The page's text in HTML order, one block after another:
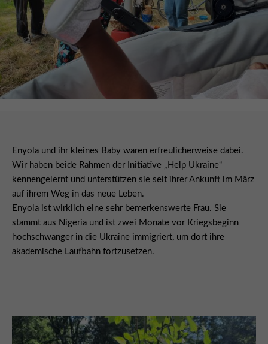
Enyola und ihr kleines Baby waren erfreulicherweise dabei.
Wir haben beide Rahmen der Initiative „Help Ukraine“
kennengelernt und unterstützen sie seit ihrer Ankunft im März
auf ihrem Weg in das neue Leben.
Enyola ist wirklich eine sehr bemerkenswerte Frau. Sie
stammt aus Nigeria und ist zwei Monate vor Kriegsbeginn
hochschwanger in die Ukraine immigriert, um dort ihre
akademische Laufbahn fortzusetzen.